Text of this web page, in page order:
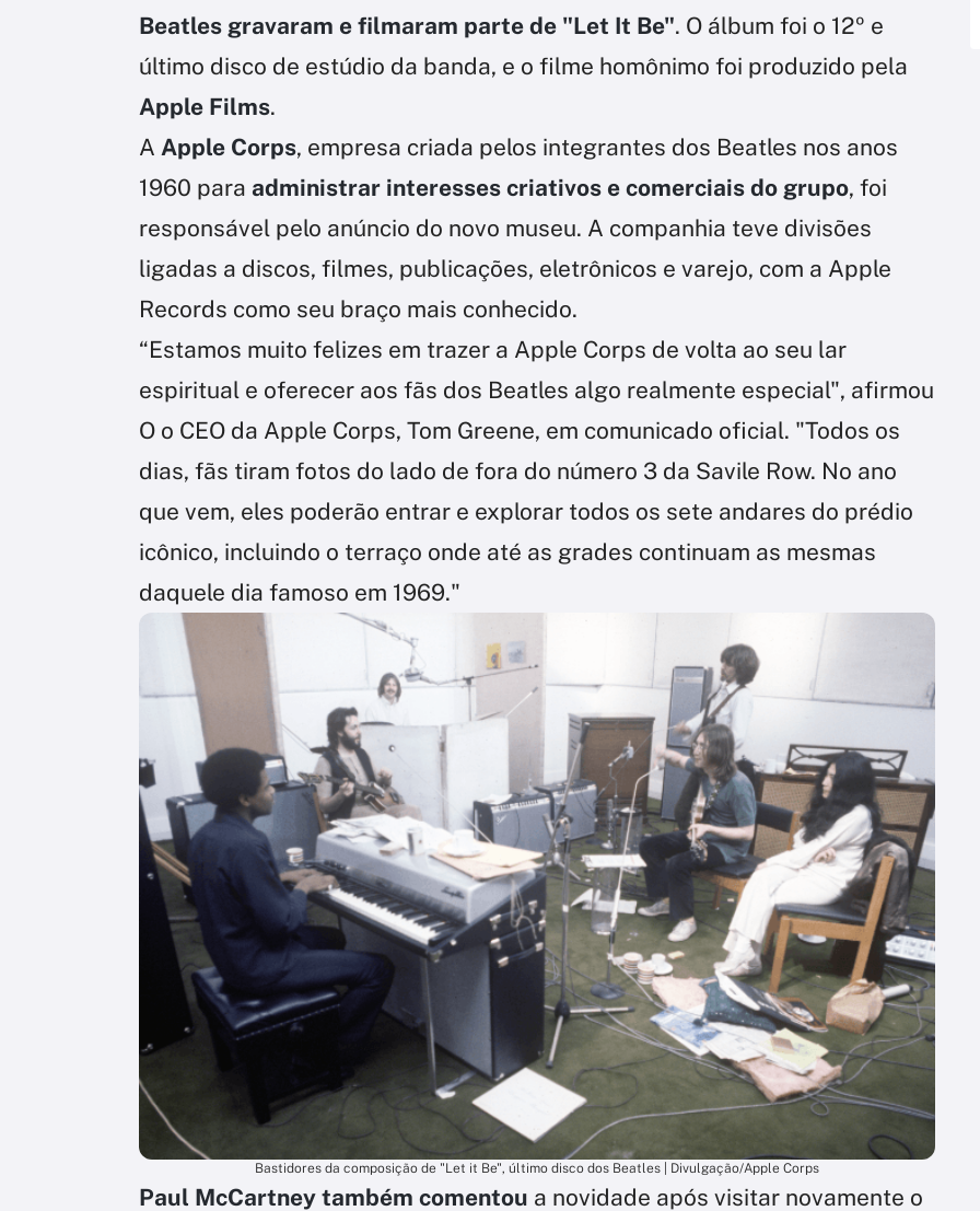
Beatles gravaram e filmaram parte de "Let It Be". O álbum foi o 12º e
último disco de estúdio da banda, e o filme homônimo foi produzido pela
Apple Films.
A Apple Corps, empresa criada pelos integrantes dos Beatles nos anos
1960 para administrar interesses criativos e comerciais do grupo, foi
responsável pelo anúncio do novo museu. A companhia teve divisões
ligadas a discos, filmes, publicações, eletrônicos e varejo, com a Apple
Records como seu braço mais conhecido.
“Estamos muito felizes em trazer a Apple Corps de volta ao seu lar
espiritual e oferecer aos fãs dos Beatles algo realmente especial", afirmou
O o CEO da Apple Corps, Tom Greene, em comunicado oficial. "Todos os
dias, fãs tiram fotos do lado de fora do número 3 da Savile Row. No ano
que vem, eles poderão entrar e explorar todos os sete andares do prédio
icônico, incluindo o terraço onde até as grades continuam as mesmas
daquele dia famoso em 1969."
Bastidores da composição de "Let it Be", último disco dos Beatles | Divulgação/Apple Corps
Paul McCartney também comentou a novidade após visitar novamente o